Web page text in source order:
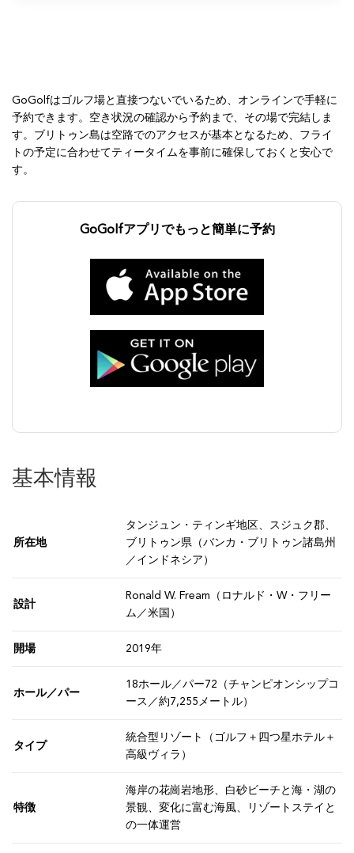
GoGolfはゴルフ場と直接つないでいるため、オンラインで手軽に
予約できます。空き状況の確認から予約まで、その場で完結しま
す。ブリトゥン島は空路でのアクセスが基本となるため、フライ
トの予定に合わせてティータイムを事前に確保しておくと安心で
す。
GoGolfアプリでもっと簡単に予約
基本情報
所在地
タンジュン・ティンギ地区、スジュク郡、
ブリトゥン県（バンカ・ブリトゥン諸島州
／インドネシア）
設計
Ronald W. Fream（ロナルド・W・フリー
ム／米国）
開場 2019年
ホール／パー
18ホール／パー72（チャンピオンシップコ
ース／約7,255メートル）
タイプ
統合型リゾート（ゴルフ＋四つ星ホテル＋
高級ヴィラ）
特徴
海岸の花崗岩地形、白砂ビーチと海・湖の
景観、変化に富む海風、リゾートステイと
の一体運営